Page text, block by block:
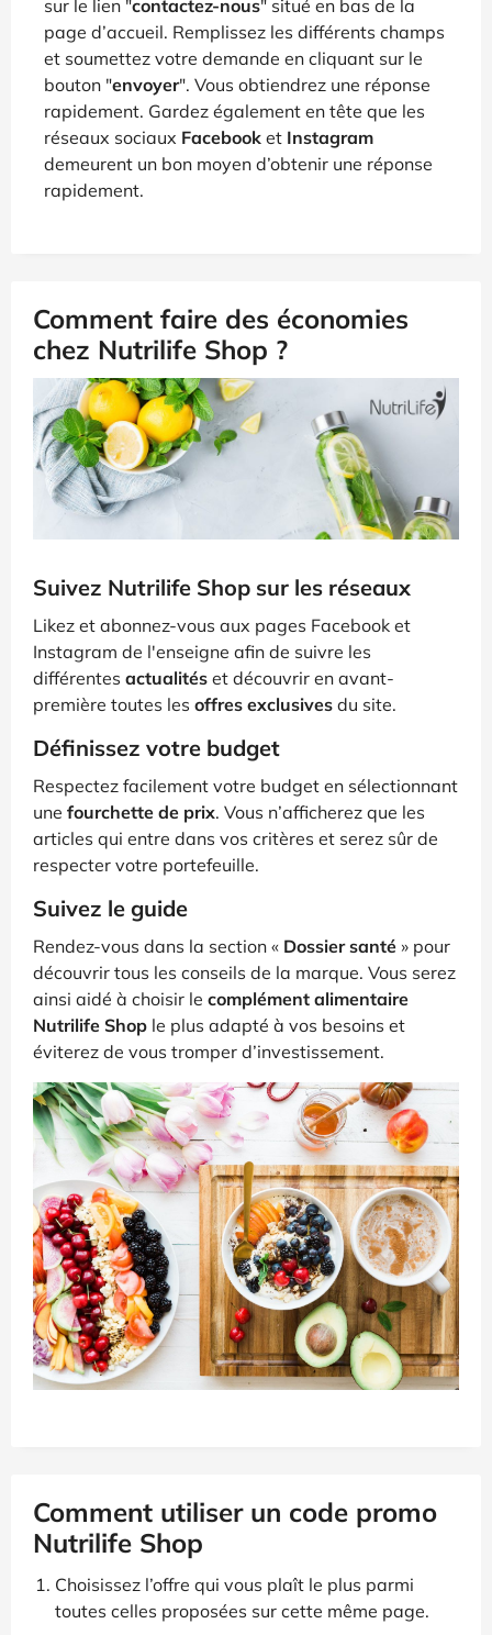
sur le lien "contactez-nous" situé en bas de la
page d’accueil. Remplissez les différents champs
et soumettez votre demande en cliquant sur le
bouton "envoyer". Vous obtiendrez une réponse
rapidement. Gardez également en tête que les
réseaux sociaux Facebook et Instagram
demeurent un bon moyen d’obtenir une réponse
rapidement.
Comment faire des économies
chez Nutrilife Shop ?
Suivez Nutrilife Shop sur les réseaux
Likez et abonnez-vous aux pages Facebook et
Instagram de l'enseigne afin de suivre les
différentes actualités et découvrir en avant-
première toutes les offres exclusives du site.
Définissez votre budget
Respectez facilement votre budget en sélectionnant
une fourchette de prix. Vous n’afficherez que les
articles qui entre dans vos critères et serez sûr de
respecter votre portefeuille.
Suivez le guide
Rendez-vous dans la section « Dossier santé » pour
découvrir tous les conseils de la marque. Vous serez
ainsi aidé à choisir le complément alimentaire
Nutrilife Shop le plus adapté à vos besoins et
éviterez de vous tromper d’investissement.
Comment utiliser un code promo
Nutrilife Shop
Choisissez l’offre qui vous plaît le plus parmi
toutes celles proposées sur cette même page.